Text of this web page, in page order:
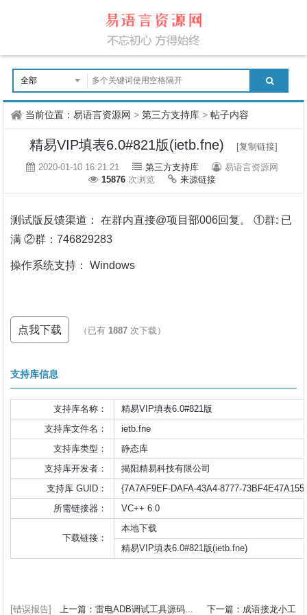
当前位置：易语言资源网 >第三方支持库 >帖子内容
精易VIP填表6.0#821版(ietb.fne)
[复制链接]
2020-01-10 16:21:21
第三方支持库
易语言资源网
15876 次浏览 来源链接
测试版反馈渠道： 在群内直接@项目部006回复。 ①群: 已
满 ②群：746829283
操作系统支持： Windows
点我下载 （已有1887 次下载）
支持库信息
支持库名称：
精易VIP填表6.0#821版
支持库文件名：
ietb.fne
支持库类型：
静态库
支持库开发者：
揭阳精易科技有限公司
支持库 GUID：
{7A7AF9EF-DAFA-43A4-8777-73BF4E47A155}
所需链接器：
VC++ 6.0
下载链接：
本地下载
精易VIP填表6.0#821版(ietb.fne)
[错误报告] 上一篇：雷电ADB调试工具源码... 下一篇：成语接龙小工